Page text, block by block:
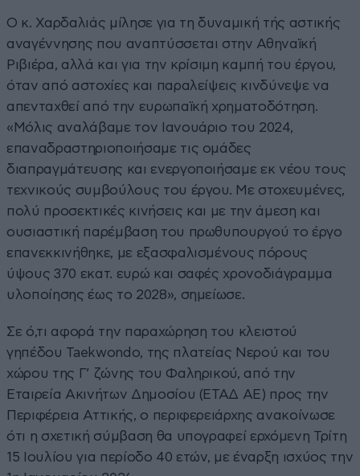
Ο κ. Χαρδαλιάς μίλησε για τη δυναμική τής αστικής
αναγέννησης που αναπτύσσεται στην Αθηναϊκή
Ριβιέρα, αλλά και για την κρίσιμη καμπή του έργου,
όταν από αστοχίες και παραλείψεις κινδύνεψε να
απενταχθεί από την ευρωπαϊκή χρηματοδότηση.
«Μόλις αναλάβαμε τον Ιανουάριο του 2024,
επαναδραστηριοποιήσαμε τις ομάδες
διαπραγμάτευσης και ενεργοποιήσαμε εκ νέου τους
τεχνικούς συμβούλους του έργου. Με στοχευμένες,
πολύ προσεκτικές κινήσεις και με την άμεση και
ουσιαστική παρέμβαση του πρωθυπουργού το έργο
επανεκκινήθηκε, με εξασφαλισμένους πόρους
ύψους 370 εκατ. ευρώ και σαφές χρονοδιάγραμμα
υλοποίησης έως το 2028», σημείωσε.
Σε ό,τι αφορά την παραχώρηση του κλειστού
γηπέδου Taekwondo, της πλατείας Νερού και του
χώρου της Γ’ ζώνης του Φαληρικού, από την
Εταιρεία Ακινήτων Δημοσίου (ΕΤΑΔ ΑΕ) προς την
Περιφέρεια Αττικής, ο περιφερειάρχης ανακοίνωσε
ότι η σχετική σύμβαση θα υπογραφεί ερχόμενη Τρίτη
15 Ιουλίου για περίοδο 40 ετών, με έναρξη ισχύος την